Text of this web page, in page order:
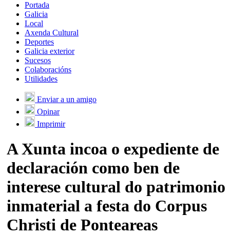
Portada
Galicia
Local
Axenda Cultural
Deportes
Galicia exterior
Sucesos
Colaboracións
Utilidades
Enviar a un amigo
Opinar
Imprimir
A Xunta incoa o expediente de
declaración como ben de
interese cultural do patrimonio
inmaterial a festa do Corpus
Christi de Ponteareas